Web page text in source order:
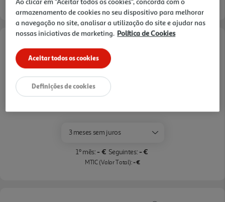
fritas estaladiças, a assar legumes, a fazer um bolo
ou a grelhar frango, a MultiFry 5 consegue tratar de
tudo, poupando tempo e espaço na bancada
durante o processo.Opções de Financiamento
Pague com o seu
Cartão Oney Auchan
saiba mais >
3 meses sem juros
1º mês:- € Seguintes:- €
MTIC (Valor Total):- €
armazenamento de cookies no seu dispositivo para melhorar
a navegação no site, analisar a utilização do site e ajudar nas
nossas iniciativas de marketing. Política de Cookies
Aceitar todos os cookies
Definições de cookies